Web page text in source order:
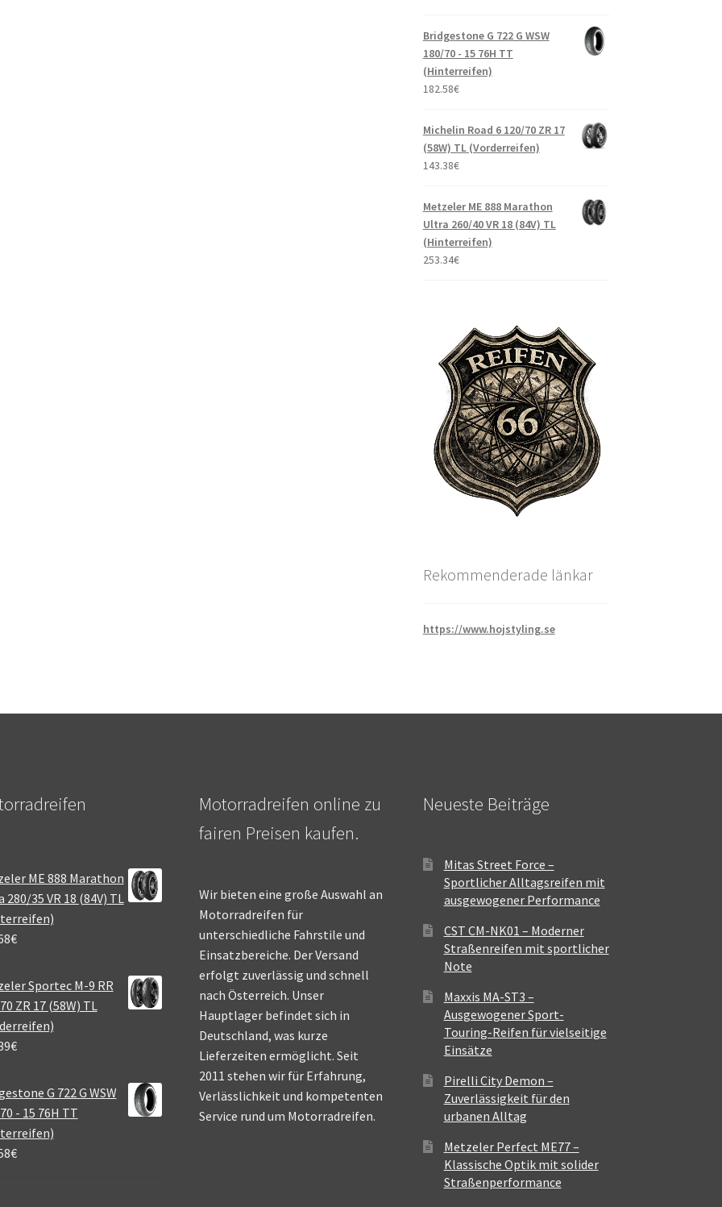
Bridgestone G 722 G WSW
180/70 - 15 76H TT
(Hinterreifen)
182.58€
Michelin Road 6 120/70 ZR 17
(58W) TL (Vorderreifen)
143.38€
Metzeler ME 888 Marathon
Ultra 260/40 VR 18 (84V) TL
(Hinterreifen)
253.34€
Rekommenderade länkar
https://www.hojstyling.se
ME 888 Marathon
280/35 VR 18 (84V) TL
€
Sportec M-9 RR
ZR 17 (58W) TL
€
G 722 G WSW
- 15 76H TT
€
Motorradreifen online zu
fairen Preisen kaufen.
Wir bieten eine große Auswahl an
Motorradreifen für
unterschiedliche Fahrstile und
Einsatzbereiche. Der Versand
erfolgt zuverlässig und schnell
nach Österreich. Unser
Hauptlager befindet sich in
Deutschland, was kurze
Lieferzeiten ermöglicht. Seit
2011 stehen wir für Erfahrung,
Verlässlichkeit und kompetenten
Service rund um Motorradreifen.
Neueste Beiträge
Mitas Street Force –
Sportlicher Alltagsreifen mit
ausgewogener Performance
CST CM-NK01 – Moderner
Straßenreifen mit sportlicher
Note
Maxxis MA-ST3 –
Ausgewogener Sport-
Touring-Reifen für vielseitige
Einsätze
Pirelli City Demon –
Zuverlässigkeit für den
urbanen Alltag
Metzeler Perfect ME77 –
Klassische Optik mit solider
Straßenperformance